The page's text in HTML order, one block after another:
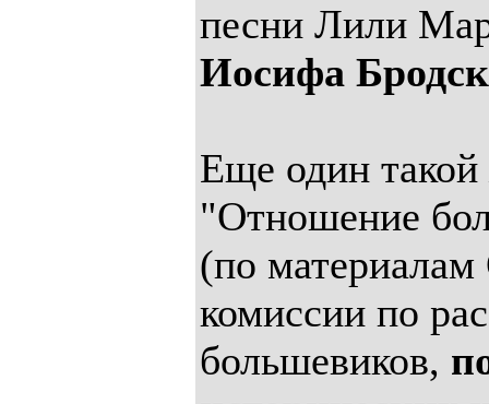
песни Лили
Иосифа
Еще один
"Отношение
(по материалам
комиссии по
большевиков,